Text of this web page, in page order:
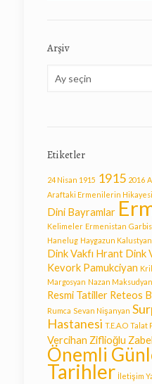
Arşiv
Etiketler
24 Nisan 1915 1915 2016
Araftaki Ermenilerin Hikayesi
Dini Bayramlar
Kelimeler Ermenistan
Hanelug Haygazun Kalustyan
Dink Vakfı Hrant Dink
Kevork Pamukciyan
Margosyan Nazan Maksudyan
Resmi Tatiller Reteos
Rumca Sevan Nişanyan
Hastanesi T.E.A.O Talat
Vercihan Ziflioğlu
Önemli
Tarihler İletişim